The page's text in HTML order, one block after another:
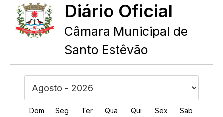
Diário Oficial
Câmara Municipal de
Santo Estêvão
Dom Seg Ter Qua Qui Sex Sab